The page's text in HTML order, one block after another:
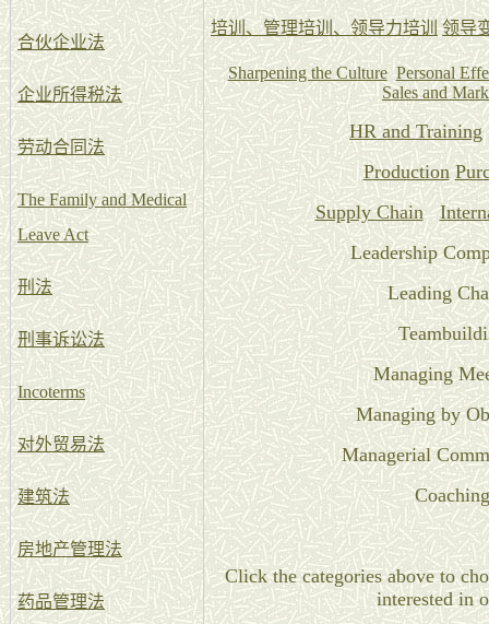
合伙企业法
企业所得税法
劳动合同法
The Family and Medical
Leave Act
刑法
刑事诉讼法
Incoterms
对外贸易法
建筑法
房地产管理法
药品管理法
培训、管理培训、领导力培训 领导
Sharpening the Culture Personal
Sales and
HR and Training
Production
Supply Chain
Leadership
Leading
Managing
Managing by
Managerial
Coaching
Click the categories above to
interested in